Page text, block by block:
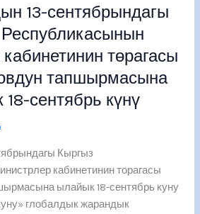
13-сентябрындагы
төрагасы
тапшырмасына
сентябрь күнү
Кыргыз
кабинетинин торагасы
ылайык 18-сентябрь куну
глобалдык жарандык